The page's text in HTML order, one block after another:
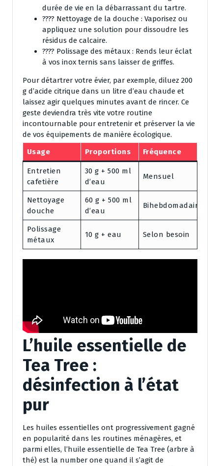
durée de vie en la débarrassant du tartre.
???? Nettoyage de la douche : Vaporisez ou
appliquez une solution pour dissoudre les
résidus de calcaire.
???? Polissage des métaux : Rends leur éclat
à vos inox ternis sans laisser de griffes.
Pour détartrer votre évier, par exemple, diluez 200
g d’acide citrique dans un litre d’eau chaude et
laissez agir quelques minutes avant de rincer. Ce
geste deviendra très vite votre routine
incontournable pour entretenir et préserver la vie
de vos équipements de manière écologique.
Usage
Proportions Fréquence
Entretien
cafetière
30 g + 500 ml
d’eau
Mensuel
Nettoyage
douche
60 g + 500 ml
d’eau
Bihebdomadaire
Polissage
métaux
10 g + eau Selon besoin
L’huile essentielle de
Tea Tree :
désinfection à l’état
pur
Les huiles essentielles ont progressivement gagné
en popularité dans les routines ménagères, et
parmi elles, l’huile essentielle de Tea Tree (arbre à
thé) est la number one quand il s’agit de